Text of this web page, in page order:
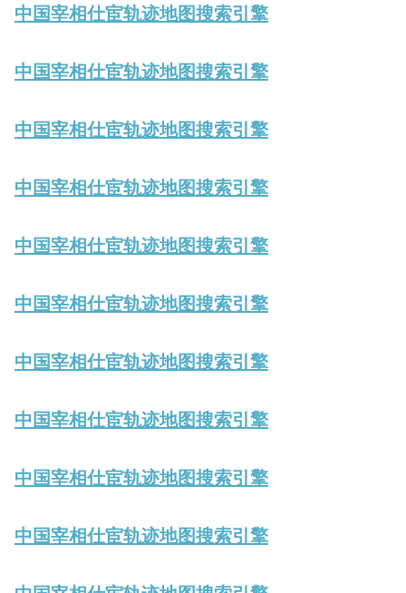
中国宰相仕宦轨迹地图搜索引擎
中国宰相仕宦轨迹地图搜索引擎
中国宰相仕宦轨迹地图搜索引擎
中国宰相仕宦轨迹地图搜索引擎
中国宰相仕宦轨迹地图搜索引擎
中国宰相仕宦轨迹地图搜索引擎
中国宰相仕宦轨迹地图搜索引擎
中国宰相仕宦轨迹地图搜索引擎
中国宰相仕宦轨迹地图搜索引擎
中国宰相仕宦轨迹地图搜索引擎